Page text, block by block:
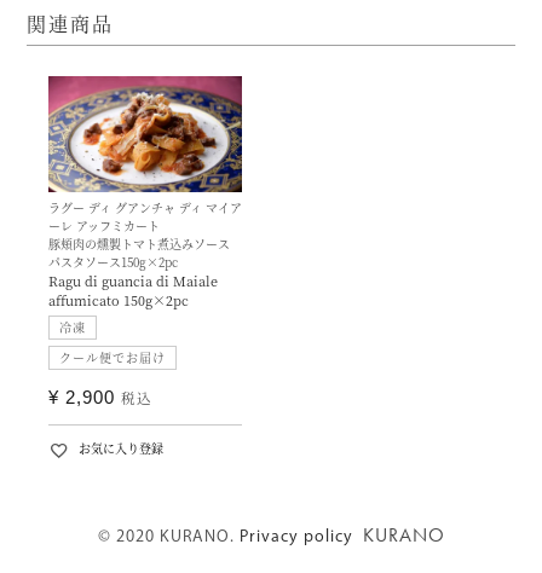
関連商品
ラグー ディ グアンチャ ディ マイア
ーレ アッフミカート
豚頬肉の燻製トマト煮込みソース
パスタソース150g×2pc
Ragu di guancia di Maiale
affumicato 150g×2pc
冷凍
クール便でお届け
¥ 2,900 税込
お気に入り登録
© 2020 KURANO. Privacy policy KURANO